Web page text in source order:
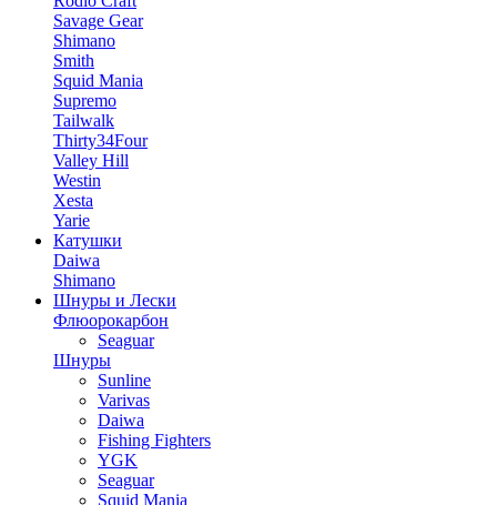
Savage Gear
Shimano
Smith
Squid Mania
Supremo
Tailwalk
Thirty34Four
Valley Hill
Westin
Xesta
Yarie
Катушки
Daiwa
Shimano
Шнуры и Лески
Флюорокарбон
Seaguar
Шнуры
Sunline
Varivas
Daiwa
Fishing Fighters
YGK
Seaguar
Squid Mania